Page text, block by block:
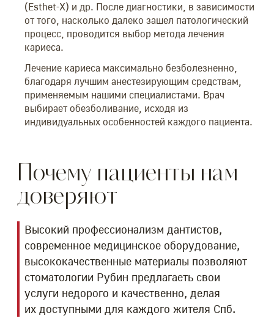
(Esthet-X) и др. После диагностики, в зависимости
от того, насколько далеко зашел патологический
процесс, проводится выбор метода лечения
кариеса.
Лечение кариеса максимально безболезненно,
благодаря лучшим анестезирующим средствам,
применяемым нашими специалистами. Врач
выбирает обезболивание, исходя из
индивидуальных особенностей каждого пациента.
Почему пациенты нам
доверяют
Высокий профессионализм дантистов,
современное медицинское оборудование,
высококачественные материалы позволяют
стоматологии Рубин предлагаеть свои
услуги недорого и качественно, делая
их доступными для каждого жителя Спб.